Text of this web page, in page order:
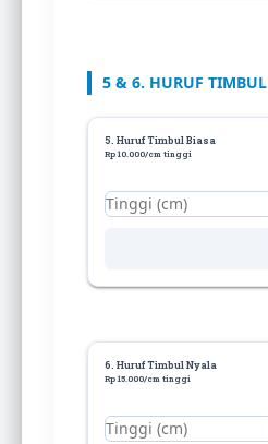
5 & 6. HURUF TIMBUL
5. Huruf Timbul Biasa
Rp 10.000/cm tinggi
6. Huruf Timbul Nyala
Rp 15.000/cm tinggi